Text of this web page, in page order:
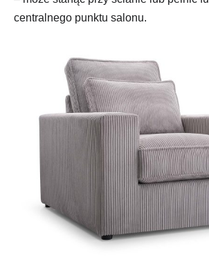
centralnego punktu salonu.